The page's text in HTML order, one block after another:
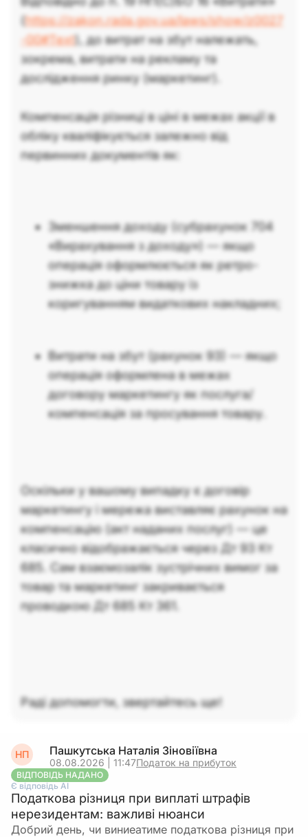
(https://zakon.rada.gov.ua/laws/show/z0027
-00#Text), до витрат на збут належать,
зокрема, витрати на рекламу та
дослідження ринку (маркетинг).
Компенсація різниці в ціні в межах акції в
обліку кваліфікується залежно від
первинних документів як:
Зменшення доходу (субрахунок 704
«Вирахування з доходу») — якщо
операція оформлюється як ретро-
знижка до ціни товару із
коригуванням видаткових накладних;
Витрати на збут (рахунок 93) — якщо
операція оформлена в межах
договору маркетингу як послуга/
компенсація за просування товару.
Оскільки у вашому випадку є договір
маркетингу і мережа виставляє рахунок на
компенсацію (акт наданих послуг) — це
класично відображається через Дт 93 Кт
685. Сам взаємозалік зустрічних вимог за
товар та маркетинг закривається
проводкою Дт 685 Кт 361.
Раді допомогти, звертайтесь ще!
НП Пашкутська Наталія Зіновіївна
08.08.2026 | 11:47Податок на прибуток
ВІДПОВІДЬ НАДАНО
Є відповідь АІ
Податкова різниця при виплаті штрафів
нерезидентам: важливі нюанси
Добрий день, чи виниеатиме податкова різниця при